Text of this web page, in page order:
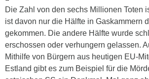
Die Zahl von den sechs Millionen Toten
ist davon nur die Hälfte in Gaskammern
gekommen. Die andere Hälfte wurde
erschossen oder verhungern gelassen.
Mithilfe von Bürgern aus heutigen EU-
Estland gibt es zum Beispiel für die